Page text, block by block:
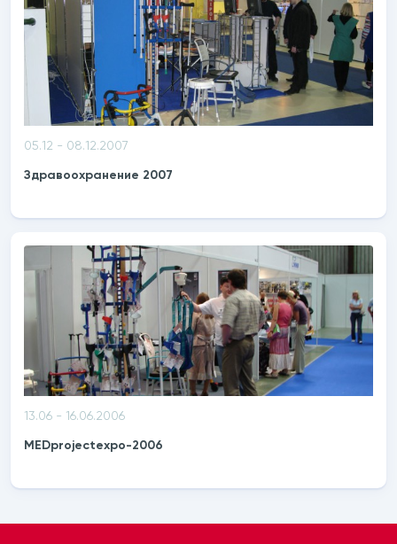
05.12 - 08.12.2007
Здравоохранение 2007
13.06 - 16.06.2006
MEDprojectexpo-2006